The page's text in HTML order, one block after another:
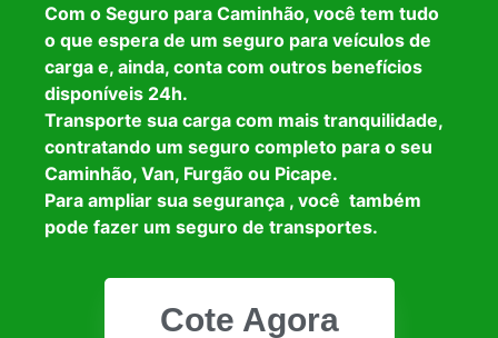
Com o Seguro para Caminhão, você tem tudo
o que espera de um seguro para veículos de
carga e, ainda, conta com outros benefícios
disponíveis 24h.
Transporte sua carga com mais tranquilidade,
contratando um seguro completo para o seu
Caminhão, Van, Furgão ou Picape.
Para ampliar sua segurança , você também
pode fazer um seguro de transportes.
Cote Agora